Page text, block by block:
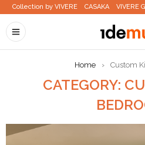
Collection by VIVERE CASAKA VIVERE
Home › Custom
CATEGORY: